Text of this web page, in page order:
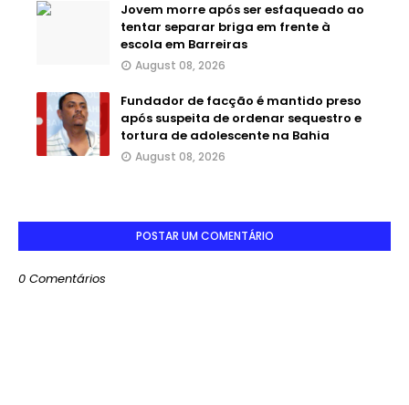
Jovem morre após ser esfaqueado ao
tentar separar briga em frente à
escola em Barreiras
August 08, 2026
Fundador de facção é mantido preso
após suspeita de ordenar sequestro e
tortura de adolescente na Bahia
August 08, 2026
POSTAR UM COMENTÁRIO
0 Comentários